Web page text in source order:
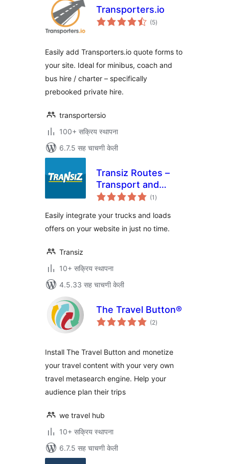
Transporters.io
(5एकूण
मूल्यांकन
)
Easily add Transporters.io quote forms to
your site. Ideal for minibus, coach and
bus hire / charter – specifically
prebooked private hire.
transportersio
100+ सक्रिय स्थापना
6.7.5 सह चाचणी केली
Transiz Routes –
Transport and
Freight
(1 एकूण
मूल्यांकन
)
Easily integrate your trucks and loads
offers on your website in just no time.
Transiz
10+ सक्रिय स्थापना
4.5.33 सह चाचणी केली
The Travel Button®
(2एकूण
मूल्यांकन
)
Install The Travel Button and monetize
your travel content with your very own
travel metasearch engine. Help your
audience plan their trips
we travel hub
10+ सक्रिय स्थापना
6.7.5 सह चाचणी केली